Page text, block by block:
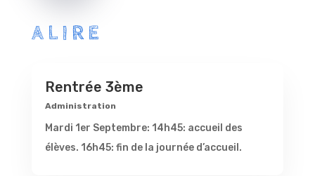
ALIRE
Rentrée 3ème
Administration
Mardi 1er Septembre: 14h45: accueil des
élèves. 16h45: fin de la journée d’accueil.